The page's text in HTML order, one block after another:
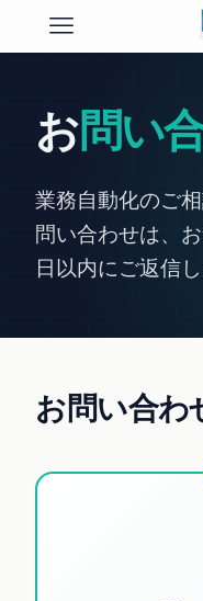
お問い
業務自動化のご
問い合わせは、
日以内にご返信し
お問い合わ